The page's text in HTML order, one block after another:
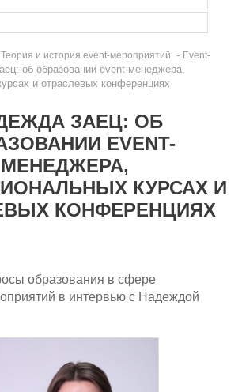
Теория и история event-мероприятий - Event-
об образовании event-менеджера,
и отраслевых конференциях
ЗАЕЦ: ОБ
EVENT-
МЕНЕДЖЕРА,
КУРСАХ И
КОНФЕРЕНЦИЯХ
образования в сфере
в интервью с Надеждой